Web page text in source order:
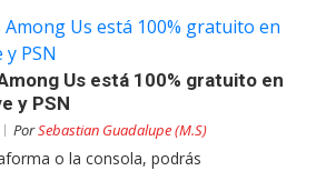
Us está 100% gratuito en
y PSN
PorSebastian Guadalupe (M.S)
o la consola, podrás